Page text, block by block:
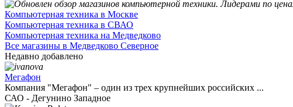
Компьютерная техника в Москве
Компьютерная техника в СВАО
Компьютерная техника на Медведково
Все магазины в Медведково Северное
Недавно добавлено
Мегафон
Компания "Мегафон" – один из трех крупнейших российских ...
САО - Дегунино Западное